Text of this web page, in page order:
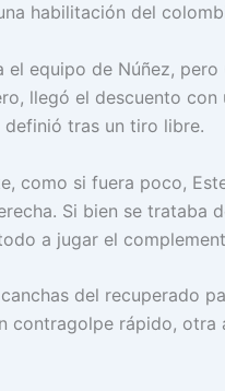
habilitación del
el equipo de Núñez,
llegó el descuento
definió tras un tiro libre.
como si fuera poco,
Si bien se trataba
a jugar el
del recuperado
contragolpe rápido,